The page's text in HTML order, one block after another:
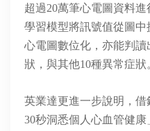
超過20萬筆心電圖資料
學習模型將訊號值從圖
心電圖數位化，亦能判
狀，與其他10種異常症狀
英業達更進一步說明，借
30秒洞悉個人心血管健